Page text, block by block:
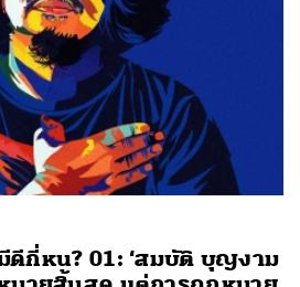
ดีกี่หน? 01: ‘สมบัติ บุญงาม